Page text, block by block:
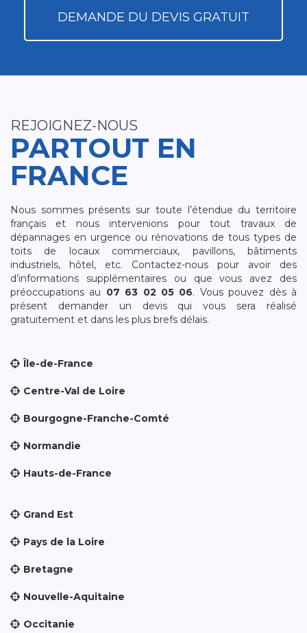
DEMANDE DU DEVIS GRATUIT
REJOIGNEZ-NOUS
PARTOUT EN
FRANCE
Nous sommes présents sur toute l’étendue du territoire
français et nous intervenions pour tout travaux de
dépannages en urgence ou rénovations de tous types de
toits de locaux commerciaux, pavillons, bâtiments
industriels, hôtel, etc. Contactez-nous pour avoir des
d’informations supplémentaires ou que vous avez des
préoccupations au 07 63 02 05 06. Vous pouvez dès à
présent demander un devis qui vous sera réalisé
gratuitement et dans les plus brefs délais.
Île-de-France
Centre-Val de Loire
Bourgogne-Franche-Comté
Normandie
Hauts-de-France
Grand Est
Pays de la Loire
Bretagne
Nouvelle-Aquitaine
Occitanie